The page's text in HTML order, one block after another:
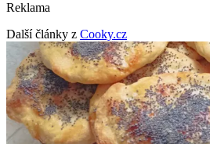
Reklama
Další články z Cooky.cz